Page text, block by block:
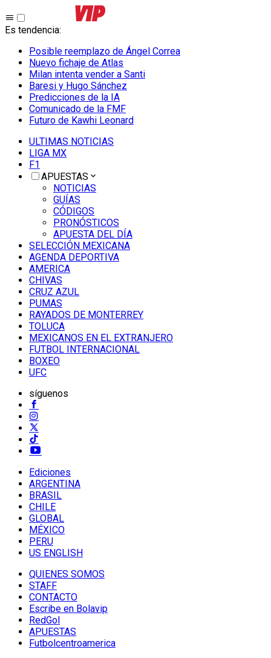
Es tendencia:
Posible reemplazo de Ángel Correa
Nuevo fichaje de Atlas
Milan intenta vender a Santi
Baresi y Hugo Sánchez
Predicciones de la IA
Comunicado de la FMF
Futuro de Kawhi Leonard
ULTIMAS NOTICIAS
LIGA MX
F1
APUESTAS
NOTICIAS
GUÍAS
CÓDIGOS
PRONÓSTICOS
APUESTA DEL DÍA
SELECCIÓN MEXICANA
AGENDA DEPORTIVA
AMERICA
CHIVAS
CRUZ AZUL
PUMAS
RAYADOS DE MONTERREY
TOLUCA
MEXICANOS EN EL EXTRANJERO
FUTBOL INTERNACIONAL
BOXEO
UFC
síguenos
Ediciones
ARGENTINA
BRASIL
CHILE
GLOBAL
MÉXICO
PERU
US ENGLISH
QUIENES SOMOS
STAFF
CONTACTO
Escribe en Bolavip
RedGol
APUESTAS
Futbolcentroamerica